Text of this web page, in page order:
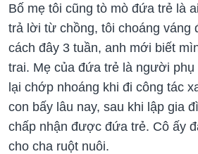
Bố mẹ tôi cũng tò mò đứa trẻ là
trả lời từ chồng, tôi choáng váng
cách đây 3 tuần, anh mới biết
trai. Mẹ của đứa trẻ là người
lại chớp nhoáng khi đi công tác
con bấy lâu nay, sau khi lập gia
chấp nhận được đứa trẻ. Cô ấy
cho cha ruột nuôi.